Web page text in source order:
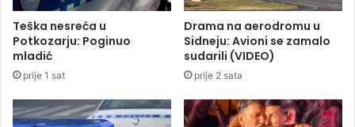
p
o
z
n
a
t
e
k
n
k
u
Teška nesreća u
Potkozarju: Poginuo
mladić
prije 1 sat
Drama na aerodromu u
Sidneju: Avioni se zamalo
sudarili (VIDEO)
prije 2 sata